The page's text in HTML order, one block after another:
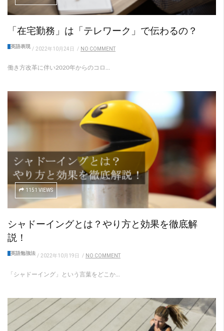
「在宅勤務」は「テレワーク」で伝わるの？
英語表現 / 2022年10月24日 / NO COMMENT
働き方改革に伴い2020年からのコロ...
1151 VIEWS
シャドーイングとは？やり方と効果を徹底解
説！
英語勉強法 / 2022年10月19日 / NO COMMENT
「シャドーイング」という言葉をどこか...